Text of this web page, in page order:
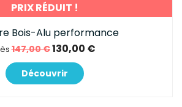
PRIX RÉDUIT !
Bois-Alu performance
147,00 €130,00 €
Découvrir